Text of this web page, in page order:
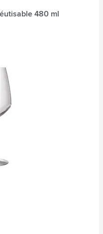
480 ml